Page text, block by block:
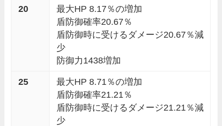
20
最大HP 8.17％の増加
盾防御確率20.67％
盾防御時に受けるダメージ20.67％減
少
防御力1438増加
25
最大HP 8.71％の増加
盾防御確率21.21％
盾防御時に受けるダメージ21.21％減
少